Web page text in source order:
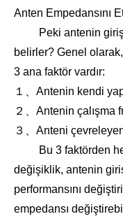
Anten
Peki antenin giriş
belirler? Genel
3 ana faktör vardır:
１、Antenin kendi
２、Antenin çalışma
３、Anteni
Bu 3 faktörden
değişiklik, antenin
performansını
empedansı